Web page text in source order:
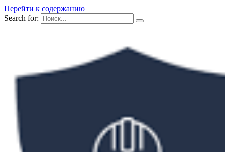
Перейти к содержанию
Search for: